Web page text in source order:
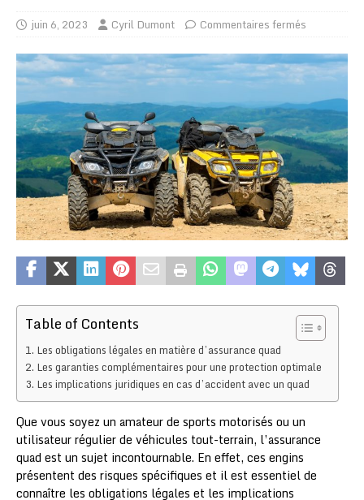
juin 6, 2023 Cyril Dumont Commentaires fermés
Table of Contents
Les obligations légales en matière d’assurance quad
Les garanties complémentaires pour une protection optimale
Les implications juridiques en cas d’accident avec un quad
Que vous soyez un amateur de sports motorisés ou un
utilisateur régulier de véhicules tout-terrain, l’assurance
quad est un sujet incontournable. En effet, ces engins
présentent des risques spécifiques et il est essentiel de
connaître les obligations légales et les implications